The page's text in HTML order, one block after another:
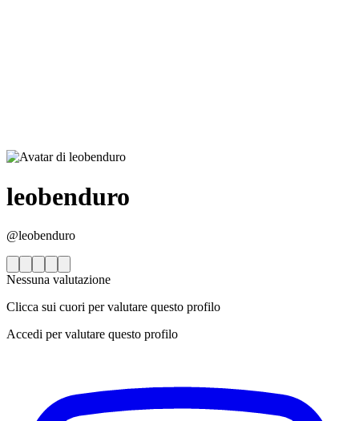
leobenduro
@leobenduro
Nessuna valutazione
Clicca sui cuori per valutare questo profilo
Accedi per valutare questo profilo